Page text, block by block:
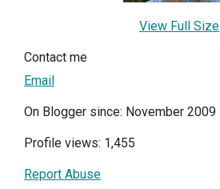
View Full Size
Contact me
Email
On Blogger since: November 2009
Profile views: 1,455
Report Abuse